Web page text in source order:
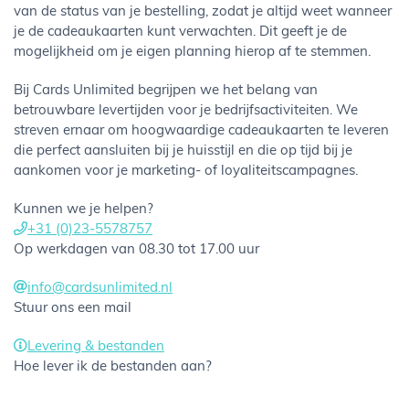
van de status van je bestelling, zodat je altijd weet wanneer
je de cadeaukaarten kunt verwachten. Dit geeft je de
mogelijkheid om je eigen planning hierop af te stemmen.
Bij Cards Unlimited begrijpen we het belang van
betrouwbare levertijden voor je bedrijfsactiviteiten. We
streven ernaar om hoogwaardige cadeaukaarten te leveren
die perfect aansluiten bij je huisstijl en die op tijd bij je
aankomen voor je marketing- of loyaliteitscampagnes.
Kunnen we je helpen?
+31 (0)23-5578757
Op werkdagen van 08.30 tot 17.00 uur
info@cardsunlimited.nl
Stuur ons een mail
Levering & bestanden
Hoe lever ik de bestanden aan?